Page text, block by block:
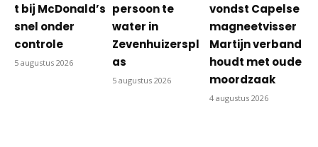
t bij McDonald’s
snel onder
controle
5 augustus 2026
persoon te
water in
Zevenhuizerspl
as
5 augustus 2026
vondst Capelse
magneetvisser
Martijn verband
houdt met oude
moordzaak
4 augustus 2026